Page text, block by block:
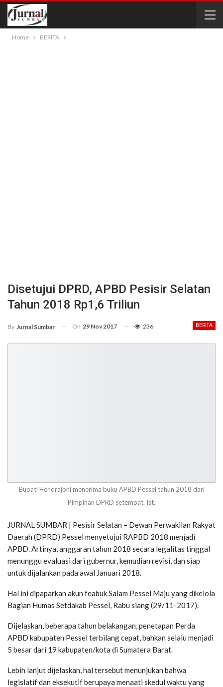
Home BERITA
Disetujui DPRD, APBD Pesisir Selatan
Tahun 2018 Rp1,6 Triliun
BERITA
By Jurnal Sumbar On 29 Nov 2017 236
Bupati Hendrajoni menerima buku APBD Pessel tahun 2018 dari
Pimpinan DPRD setempat. Ist.
JURNAL SUMBAR | Pesisir Selatan – Dewan Perwakilan Rakyat
Daerah (DPRD) Pessel menyetujui RAPBD 2018 menjadi
APBD. Artinya, anggaran tahun 2018 secara legalitas tinggal
menunggu evaluasi dari gubernur, kemudian revisi, dan siap
untuk dijalankan pada awal Januari 2018.
Hal ini dipaparkan akun feabuk Salam Pessel Maju yang dikelola
Bagian Humas Setdakab Pessel, Rabu siang (29/11-2017).
Dijelaskan, beberapa tahun belakangan, penetapan Perda
APBD kabupaten Pessel terbilang cepat, bahkan selalu menjadi
5 besar dari 19 kabupaten/kota di Sumatera Barat.
Lebih lanjut dijelaskan, hal tersebut menunjukan bahwa
legislatif dan eksekutif berupaya menaati skedul waktu yang